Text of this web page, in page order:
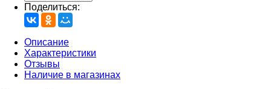
Поделиться:
Описание
Характеристики
Отзывы
Наличие в магазинах